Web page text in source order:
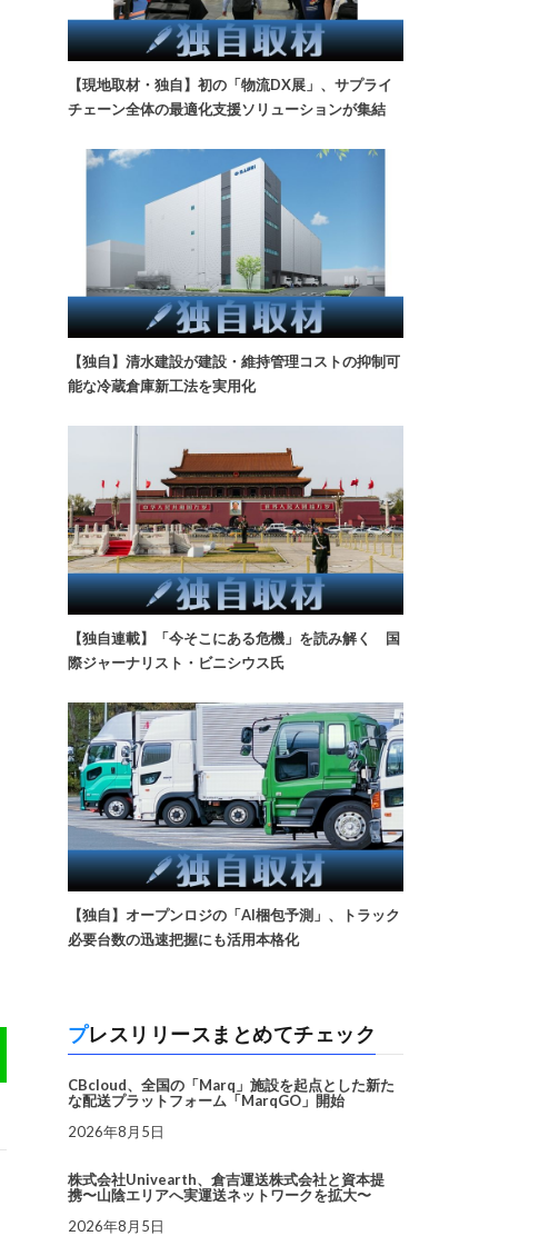
【現地取材・独自】初の「物流DX展」、サプライ
チェーン全体の最適化支援ソリューションが集結
【独自】清水建設が建設・維持管理コストの抑制可
能な冷蔵倉庫新工法を実用化
【独自連載】「今そこにある危機」を読み解く 国
際ジャーナリスト・ビニシウス氏
【独自】オープンロジの「AI梱包予測」、トラック
必要台数の迅速把握にも活用本格化
プレスリリースまとめてチェック
CBcloud、全国の「Marq」施設を起点とした新た
な配送プラットフォーム「MarqGO」開始
2026年8月5日
株式会社Univearth、倉吉運送株式会社と資本提
携〜山陰エリアへ実運送ネットワークを拡大〜
2026年8月5日